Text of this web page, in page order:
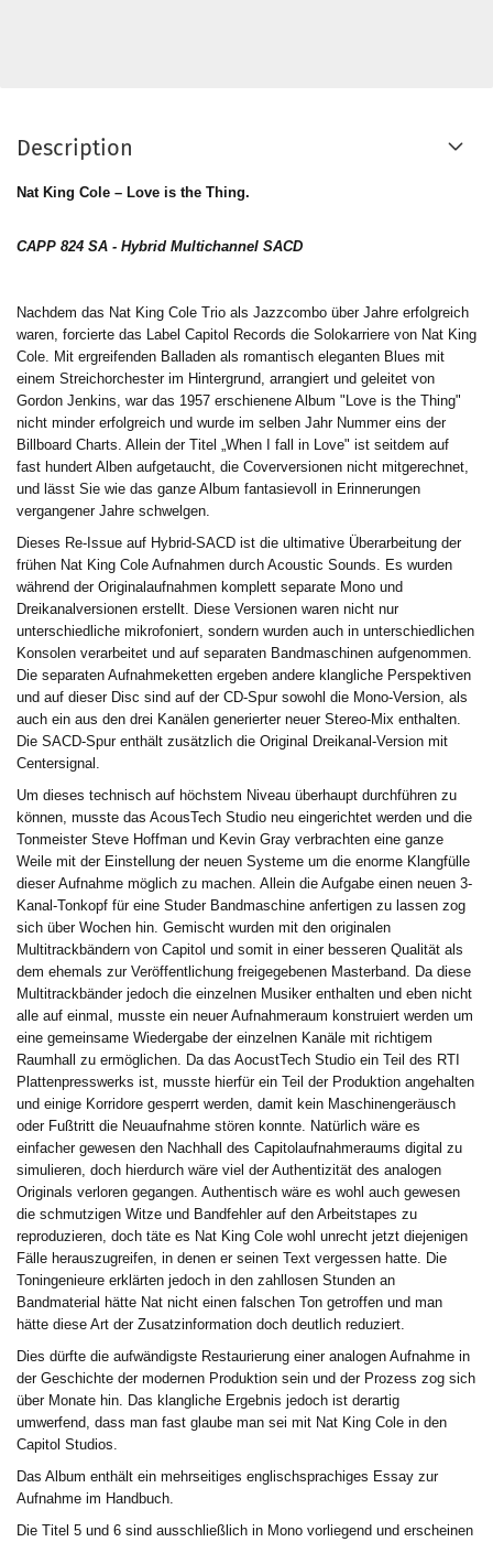
Description
Nat King Cole – Love is the Thing.
CAPP 824 SA - Hybrid Multichannel SACD
Nachdem das Nat King Cole Trio als Jazzcombo über Jahre erfolgreich
waren, forcierte das Label Capitol Records die Solokarriere von Nat King
Cole. Mit ergreifenden Balladen als romantisch eleganten Blues mit
einem Streichorchester im Hintergrund, arrangiert und geleitet von
Gordon Jenkins, war das 1957 erschienene Album "Love is the Thing"
nicht minder erfolgreich und wurde im selben Jahr Nummer eins der
Billboard Charts. Allein der Titel „When I fall in Love" ist seitdem auf
fast hundert Alben aufgetaucht, die Coverversionen nicht mitgerechnet,
und lässt Sie wie das ganze Album fantasievoll in Erinnerungen
vergangener Jahre schwelgen.
Dieses Re-Issue auf Hybrid-SACD ist die ultimative Überarbeitung der
frühen Nat King Cole Aufnahmen durch Acoustic Sounds. Es wurden
während der Originalaufnahmen komplett separate Mono und
Dreikanalversionen erstellt. Diese Versionen waren nicht nur
unterschiedliche mikrofoniert, sondern wurden auch in unterschiedlichen
Konsolen verarbeitet und auf separaten Bandmaschinen aufgenommen.
Die separaten Aufnahmeketten ergeben andere klangliche Perspektiven
und auf dieser Disc sind auf der CD-Spur sowohl die Mono-Version, als
auch ein aus den drei Kanälen generierter neuer Stereo-Mix enthalten.
Die SACD-Spur enthält zusätzlich die Original Dreikanal-Version mit
Centersignal.
Um dieses technisch auf höchstem Niveau überhaupt durchführen zu
können, musste das AcousTech Studio neu eingerichtet werden und die
Tonmeister Steve Hoffman und Kevin Gray verbrachten eine ganze
Weile mit der Einstellung der neuen Systeme um die enorme Klangfülle
dieser Aufnahme möglich zu machen. Allein die Aufgabe einen neuen 3-
Kanal-Tonkopf für eine Studer Bandmaschine anfertigen zu lassen zog
sich über Wochen hin. Gemischt wurden mit den originalen
Multitrackbändern von Capitol und somit in einer besseren Qualität als
dem ehemals zur Veröffentlichung freigegebenen Masterband. Da diese
Multitrackbänder jedoch die einzelnen Musiker enthalten und eben nicht
alle auf einmal, musste ein neuer Aufnahmeraum konstruiert werden um
eine gemeinsame Wiedergabe der einzelnen Kanäle mit richtigem
Raumhall zu ermöglichen. Da das AocustTech Studio ein Teil des RTI
Plattenpresswerks ist, musste hierfür ein Teil der Produktion angehalten
und einige Korridore gesperrt werden, damit kein Maschinengeräusch
oder Fußtritt die Neuaufnahme stören konnte. Natürlich wäre es
einfacher gewesen den Nachhall des Capitolaufnahmeraums digital zu
simulieren, doch hierdurch wäre viel der Authentizität des analogen
Originals verloren gegangen. Authentisch wäre es wohl auch gewesen
die schmutzigen Witze und Bandfehler auf den Arbeitstapes zu
reproduzieren, doch täte es Nat King Cole wohl unrecht jetzt diejenigen
Fälle herauszugreifen, in denen er seinen Text vergessen hatte. Die
Toningenieure erklärten jedoch in den zahllosen Stunden an
Bandmaterial hätte Nat nicht einen falschen Ton getroffen und man
hätte diese Art der Zusatzinformation doch deutlich reduziert.
Dies dürfte die aufwändigste Restaurierung einer analogen Aufnahme in
der Geschichte der modernen Produktion sein und der Prozess zog sich
über Monate hin. Das klangliche Ergebnis jedoch ist derartig
umwerfend, dass man fast glaube man sei mit Nat King Cole in den
Capitol Studios.
Das Album enthält ein mehrseitiges englischsprachiges Essay zur
Aufnahme im Handbuch.
Die Titel 5 und 6 sind ausschließlich in Mono vorliegend und erscheinen